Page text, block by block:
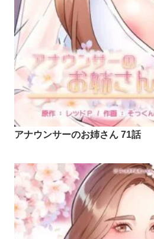
アナウンサーのお姉さん 71話